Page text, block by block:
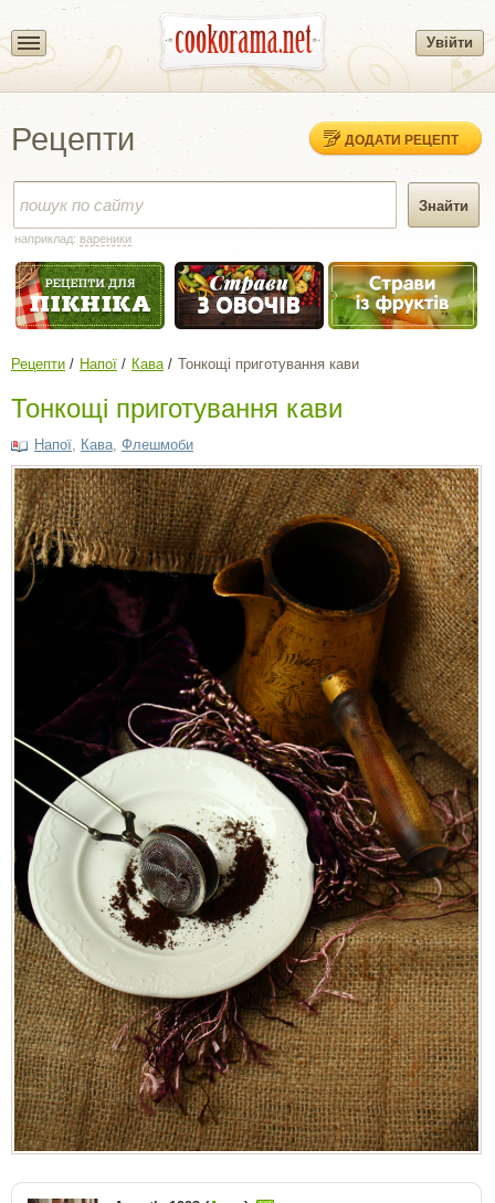
Увійти
Рецепти ДОДАТИ РЕЦЕПТ
наприклад: вареники
Рецепти Напої Кава Тонкощі приготування кави
Тонкощі приготування кави
Напої Кава Флешмоби